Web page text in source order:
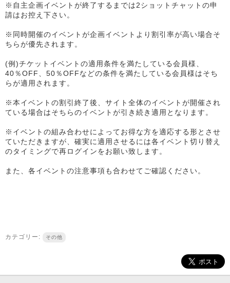
※自主企画イベントが終了するまでは2ショットチャットの申
請はお控え下さい。
※同時開催のイベントが企画イベントより割引率が高い場合そ
ちらが優先されます。
(例)チケットイベントの適用条件を満たしている会員様、
40％OFF、50％OFFなどの条件を満たしている会員様はそち
らが適用されます。
※本イベントの割引終了後、サイト全体のイベントが開催され
ている場合はそちらのイベントが引き続き適用となります。
※イベントの組み合わせによってお得な方を適応する形とさせ
ていただきますが、確実に適用させるには各イベント切り替え
のタイミングで再ログインをお願い致します。
また、各イベントの注意事項も合わせてご確認ください。
カテゴリー: その他